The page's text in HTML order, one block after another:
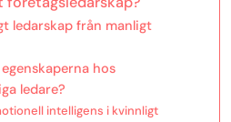
ledarskap från manligt
hos
ledare?
intelligens i kvinnligt